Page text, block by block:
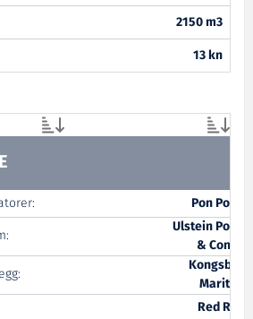
2150 m3
13 kn
Pon Power
Ulstein Power
& Control
Kongsberg
Maritime
Red Rock